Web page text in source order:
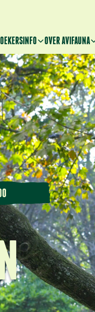
OVER AVIFAUNA